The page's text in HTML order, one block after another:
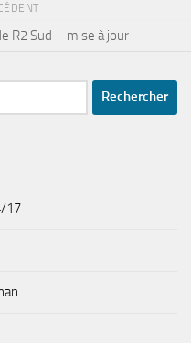
R2 Sud – mise à jour
17